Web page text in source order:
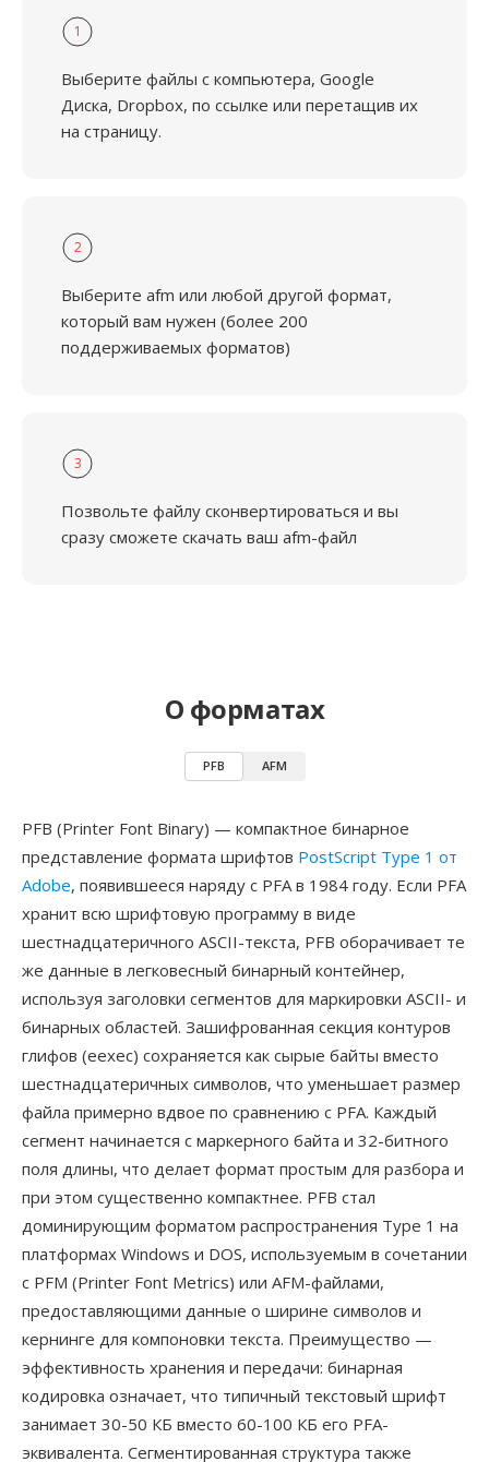
1
Выберите файлы с компьютера, Google
Диска, Dropbox, по ссылке или перетащив их
на страницу.
2
Выберите afm или любой другой формат,
который вам нужен (более 200
поддерживаемых форматов)
3
Позвольте файлу сконвертироваться и вы
сразу сможете скачать ваш afm-файл
О форматах
PFB AFM
PFB (Printer Font Binary) — компактное бинарное
представление формата шрифтов PostScript Type 1 от
Adobe, появившееся наряду с PFA в 1984 году. Если PFA
хранит всю шрифтовую программу в виде
шестнадцатеричного ASCII-текста, PFB оборачивает те
же данные в легковесный бинарный контейнер,
используя заголовки сегментов для маркировки ASCII- и
бинарных областей. Зашифрованная секция контуров
глифов (eexec) сохраняется как сырые байты вместо
шестнадцатеричных символов, что уменьшает размер
файла примерно вдвое по сравнению с PFA. Каждый
сегмент начинается с маркерного байта и 32-битного
поля длины, что делает формат простым для разбора и
при этом существенно компактнее. PFB стал
доминирующим форматом распространения Type 1 на
платформах Windows и DOS, используемым в сочетании
с PFM (Printer Font Metrics) или AFM-файлами,
предоставляющими данные о ширине символов и
кернинге для компоновки текста. Преимущество —
эффективность хранения и передачи: бинарная
кодировка означает, что типичный текстовый шрифт
занимает 30-50 КБ вместо 60-100 КБ его PFA-
эквивалента. Сегментированная структура также